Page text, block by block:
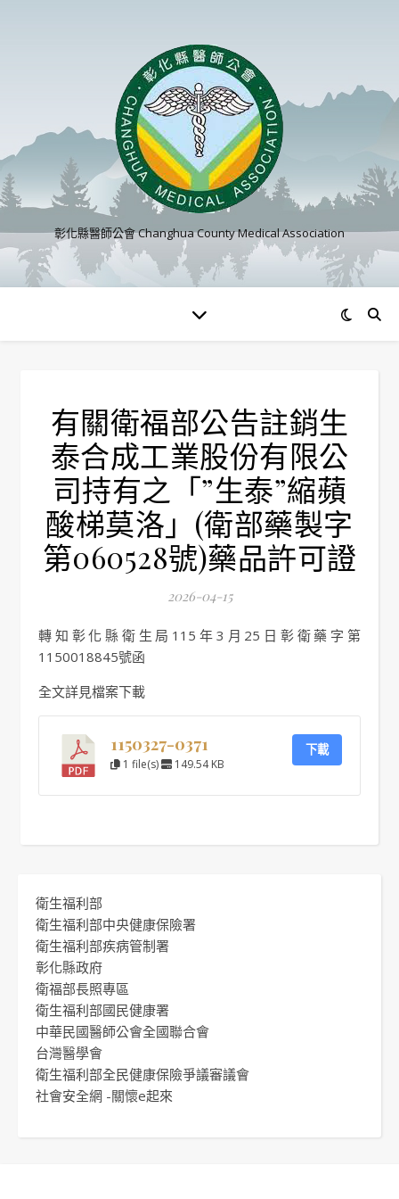
彰化縣醫師公會 Changhua County Medical Association
有關衛福部公告註銷生
泰合成工業股份有限公
司持有之「”生泰”縮蘋
酸梯莫洛」(衛部藥製字
第060528號)藥品許可證
2026-04-15
轉知彰化縣衛生局115年3月25日彰衛藥字第
1150018845號函
全文詳見檔案下載
1150327-0371
1 file(s) 149.54 KB
下載
衛生福利部
衛生福利部中央健康保險署
衛生福利部疾病管制署
彰化縣政府
衛福部長照專區
衛生福利部國民健康署
中華民國醫師公會全國聯合會
台灣醫學會
衛生福利部全民健康保險爭議審議會
社會安全網 -關懷e起來